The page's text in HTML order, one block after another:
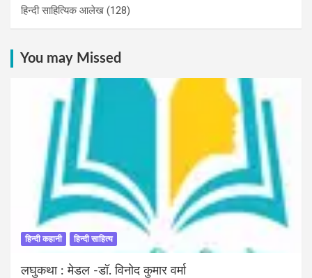
हिन्दी साहित्यिक आलेख (128)
You may Missed
हिन्दी कहानी हिन्दी साहित्य
लघुकथा : मेडल -डॉ. विनोद कुमार वर्मा